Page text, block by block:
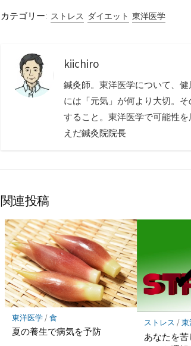
カテゴリー: ストレス ダイエット 東洋医学
kiichiro
鍼灸師。東洋医学について、
には「元気」が何より大切。
すること。東洋医学で可能性
えだ鍼灸院院長
関連投稿
東洋医学/食
夏の養生で病気を予防
ストレス /東
あなたを